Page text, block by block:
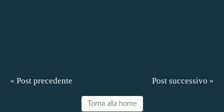
« Post precedente Post successivo »
Torna alla home